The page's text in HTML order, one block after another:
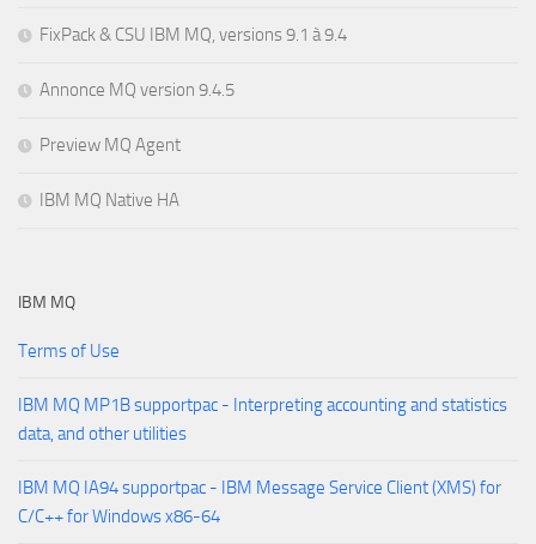
FixPack & CSU IBM MQ, versions 9.1 à 9.4
Annonce MQ version 9.4.5
Preview MQ Agent
IBM MQ Native HA
IBM MQ
Terms of Use
IBM MQ MP1B supportpac - Interpreting accounting and statistics
data, and other utilities
IBM MQ IA94 supportpac - IBM Message Service Client (XMS) for
C/C++ for Windows x86-64